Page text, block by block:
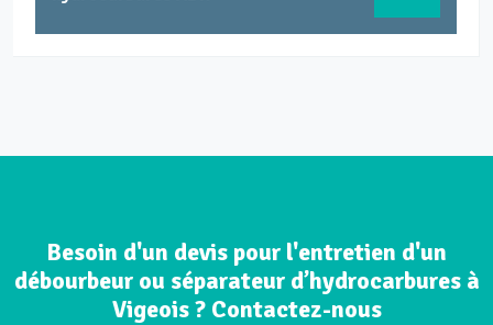
Besoin d'un devis pour l'entretien d'un
débourbeur ou séparateur d’hydrocarbures à
Vigeois ? Contactez-nous